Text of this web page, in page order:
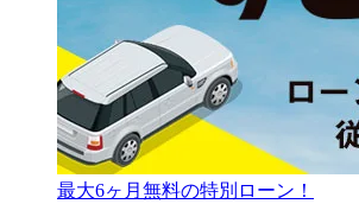
最大6ヶ月無料の特別ローン！